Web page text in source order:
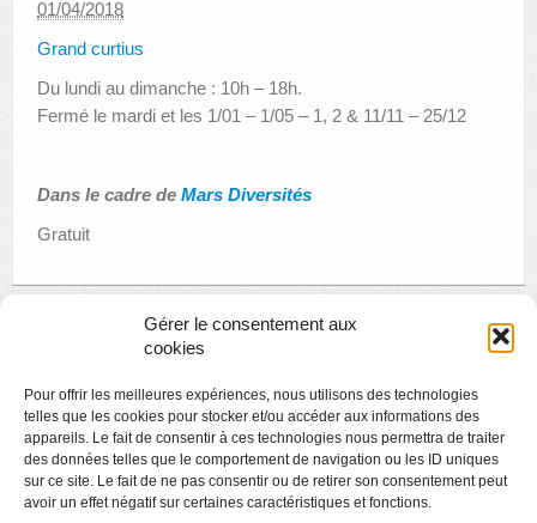
Gérer le consentement aux
cookies
Pour offrir les meilleures expériences, nous utilisons des technologies
telles que les cookies pour stocker et/ou accéder aux informations des
appareils. Le fait de consentir à ces technologies nous permettra de traiter
des données telles que le comportement de navigation ou les ID uniques
sur ce site. Le fait de ne pas consentir ou de retirer son consentement peut
avoir un effet négatif sur certaines caractéristiques et fonctions.
01/04/2018
Grand curtius
Du lundi au dimanche : 10h – 18h.
Fermé le mardi et les 1/01 – 1/05 – 1, 2 & 11/11 – 25/12
Dans le cadre de Mars Diversités
Gratuit
Visite thématique à La Boverie – L’art et les grands
Créamusée au Grand Curtius : Pastel, écoline et encre de
Chine
Copyright